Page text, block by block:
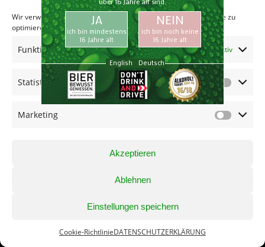
Wir verwenden Cookies, um unsere Website und unseren Service zu
optimieren.
Funktional Immer aktiv
Statistiken
Marketing
Akzeptieren
Ablehnen
Einstellungen speichern
Cookie-RichtlinieDATENSCHUTZERKLÄRUNG